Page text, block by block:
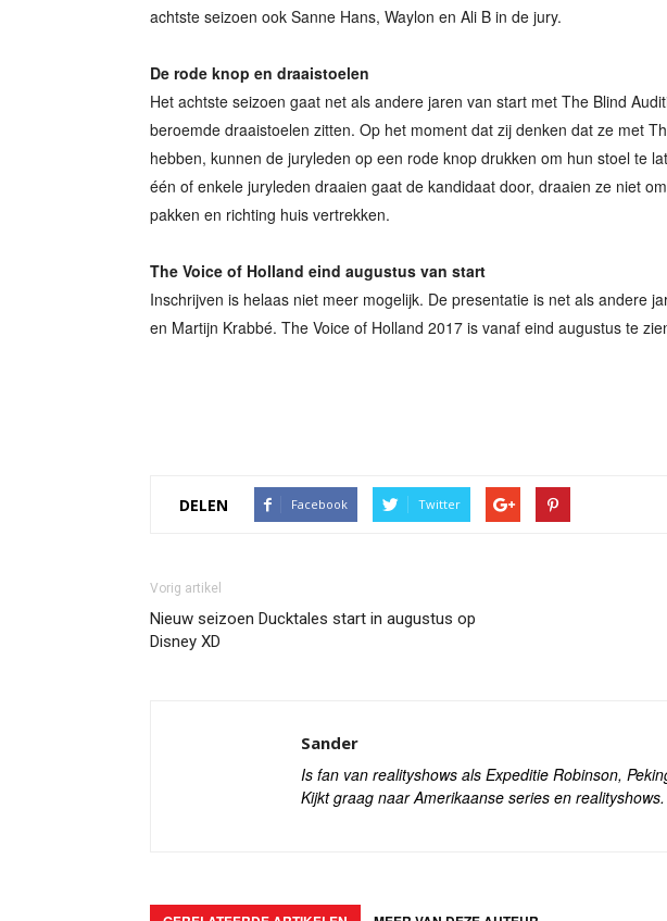
achtste seizoen ook Sanne Hans, Waylon en Ali B in de jury.
De rode knop en draaistoelen
Het achtste seizoen gaat net als andere jaren van start met The Blind
beroemde draaistoelen zitten. Op het moment dat zij denken dat ze met
hebben, kunnen de juryleden op een rode knop drukken om hun stoel te
één of enkele juryleden draaien gaat de kandidaat door, draaien ze niet
pakken en richting huis vertrekken.
The Voice of Holland eind augustus van start
Inschrijven is helaas niet meer mogelijk. De presentatie is net als andere
en Martijn Krabbé. The Voice of Holland 2017 is vanaf eind augustus te
DELEN Facebook Twitter
Vorig artikel
Nieuw seizoen Ducktales start in augustus op
Disney XD
Sander
Is fan van realityshows als Expeditie Robinson,
Kijkt graag naar Amerikaanse series en realityshows.